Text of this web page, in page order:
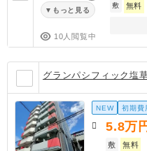
もっと見る
10人閲覧中
敷 無料
グランパシフィック塩
NEW 初期費
5.8万
敷
無料